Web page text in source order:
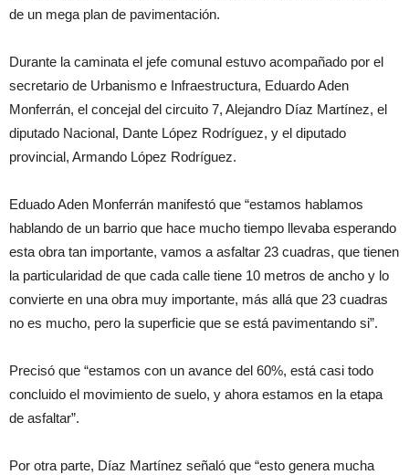
de un mega plan de pavimentación.
Durante la caminata el jefe comunal estuvo acompañado por el
secretario de Urbanismo e Infraestructura, Eduardo Aden
Monferrán, el concejal del circuito 7, Alejandro Díaz Martínez, el
diputado Nacional, Dante López Rodríguez, y el diputado
provincial, Armando López Rodríguez.
Eduado Aden Monferrán manifestó que “estamos hablamos
hablando de un barrio que hace mucho tiempo llevaba esperando
esta obra tan importante, vamos a asfaltar 23 cuadras, que tienen
la particularidad de que cada calle tiene 10 metros de ancho y lo
convierte en una obra muy importante, más allá que 23 cuadras
no es mucho, pero la superficie que se está pavimentando si”.
Precisó que “estamos con un avance del 60%, está casi todo
concluido el movimiento de suelo, y ahora estamos en la etapa
de asfaltar”.
Por otra parte, Díaz Martínez señaló que “esto genera mucha